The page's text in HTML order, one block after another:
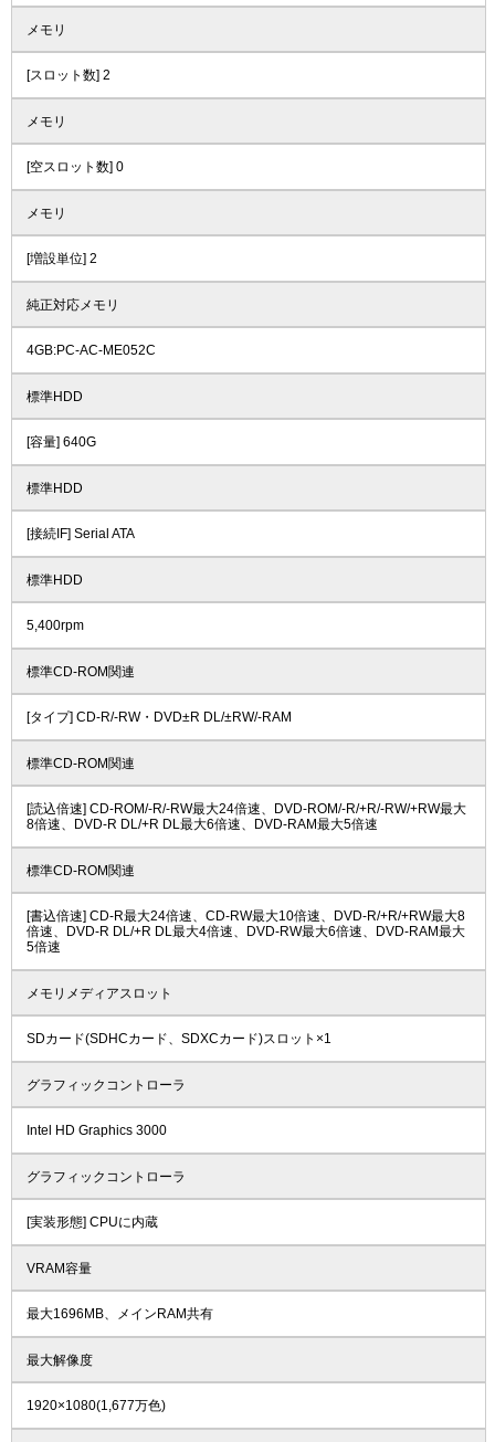
メモリ
[スロット数] 2
メモリ
[空スロット数] 0
メモリ
[増設単位] 2
純正対応メモリ
4GB:PC-AC-ME052C
標準HDD
[容量] 640G
標準HDD
[接続IF] Serial ATA
標準HDD
5,400rpm
標準CD-ROM関連
[タイプ] CD-R/-RW・DVD±R DL/±RW/-RAM
標準CD-ROM関連
[読込倍速] CD-ROM/-R/-RW最大24倍速、DVD-ROM/-R/+R/-RW/+RW最大
8倍速、DVD-R DL/+R DL最大6倍速、DVD-RAM最大5倍速
標準CD-ROM関連
[書込倍速] CD-R最大24倍速、CD-RW最大10倍速、DVD-R/+R/+RW最大8
倍速、DVD-R DL/+R DL最大4倍速、DVD-RW最大6倍速、DVD-RAM最大
5倍速
メモリメディアスロット
SDカード(SDHCカード、SDXCカード)スロット×1
グラフィックコントローラ
Intel HD Graphics 3000
グラフィックコントローラ
[実装形態] CPUに内蔵
VRAM容量
最大1696MB、メインRAM共有
最大解像度
1920×1080(1,677万色)